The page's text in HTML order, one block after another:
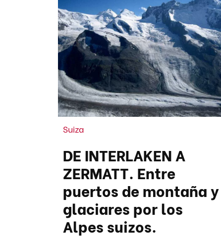
Suiza
DE INTERLAKEN A
ZERMATT. Entre
puertos de montaña y
glaciares por los
Alpes suizos.